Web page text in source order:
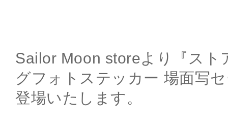
Sailor Moon storeより『スト
グフォトステッカー 場面写
登場いたします。